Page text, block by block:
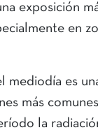
exposición
en
mediodía es
más
la